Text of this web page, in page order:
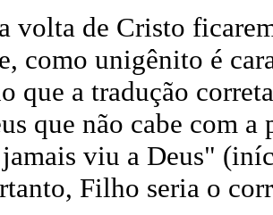
volta de Cristo
como unigênito é
que a tradução
que não cabe com
viu a Deus"
Filho seria o